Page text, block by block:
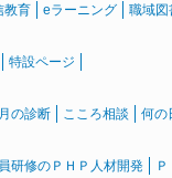
教育 eラーニング 職域図
特設ページ
の診断 こころ相談 何の
研修のＰＨＰ人材開発